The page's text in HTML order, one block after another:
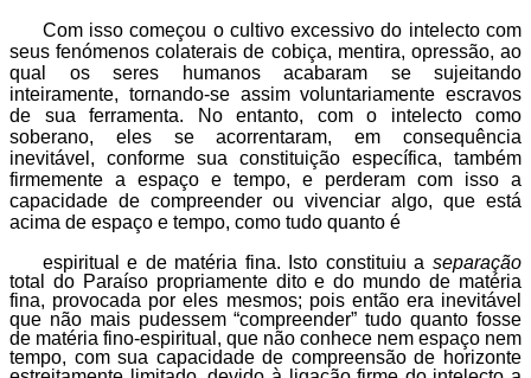
Com isso começou o cultivo excessivo do intelecto com
seus fenómenos colaterais de cobiça, mentira, opressão, ao
qual os seres humanos acabaram se sujeitando
inteiramente, tornando-se assim voluntariamente escravos
de sua ferramenta. No entanto, com o intelecto como
soberano, eles se acorrentaram, em consequência
inevitável, conforme sua constituição específica, também
firmemente a espaço e tempo, e perderam com isso a
capacidade de compreender ou vivenciar algo, que está
acima de espaço e tempo, como tudo quanto é
espiritual e de matéria fina. Isto constituiu a separação
total do Paraíso propriamente dito e do mundo de matéria
fina, provocada por eles mesmos; pois então era inevitável
que não mais pudessem “compreender” tudo quanto fosse
de matéria fino-espiritual, que não conhece nem espaço nem
tempo, com sua capacidade de compreensão de horizonte